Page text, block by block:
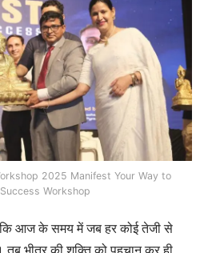
2025 Manifest Your Way to
Success Workshop
कि आज के समय में जब हर कोई तेजी से